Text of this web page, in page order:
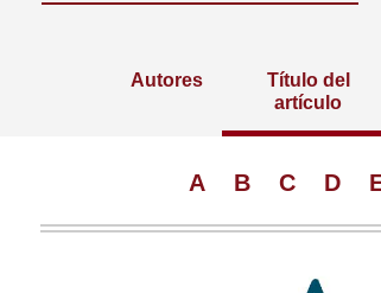
Autores
Título del
artículo
A B C D